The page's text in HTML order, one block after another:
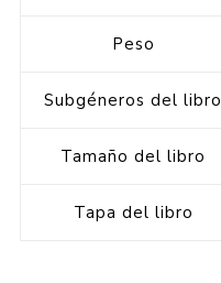
Peso
Subgéneros del libro
Tamaño del libro
Tapa del libro